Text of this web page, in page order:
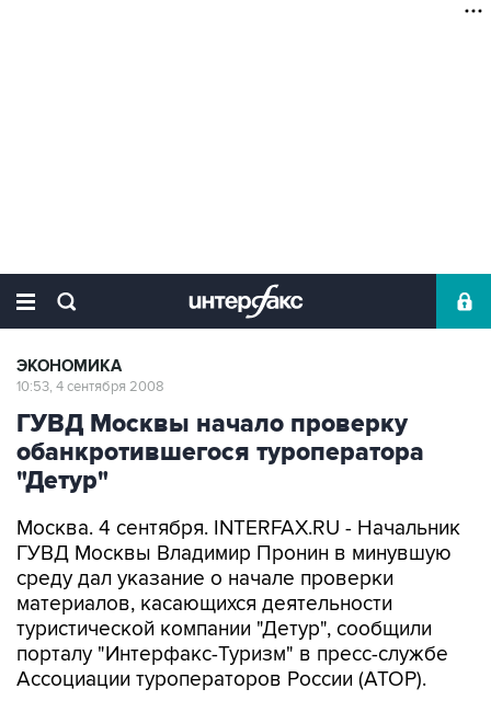
ЭКОНОМИКА
10:53, 4 сентября 2008
ГУВД Москвы начало проверку
обанкротившегося туроператора
"Детур"
Москва. 4 сентября. INTERFAX.RU - Начальник
ГУВД Москвы Владимир Пронин в минувшую
среду дал указание о начале проверки
материалов, касающихся деятельности
туристической компании "Детур", сообщили
порталу "Интерфакс-Туризм" в пресс-службе
Ассоциации туроператоров России (АТОР).